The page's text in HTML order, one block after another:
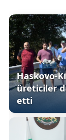
Haskovo-
üreticiler
etti